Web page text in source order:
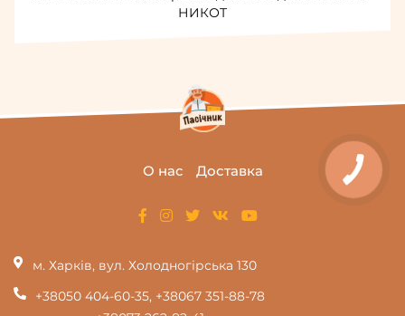
НИКОТ
О нас Доставка
м. Харків, вул. Холодногірська 130
+38050 404-60-35, +38067 351-88-78